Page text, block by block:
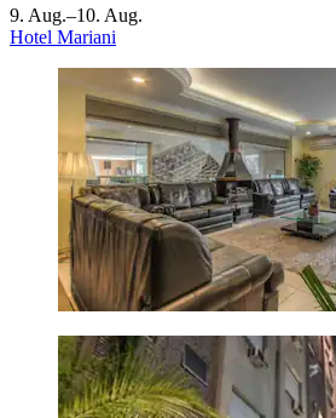
9. Aug.–10. Aug.
Hotel Mariani